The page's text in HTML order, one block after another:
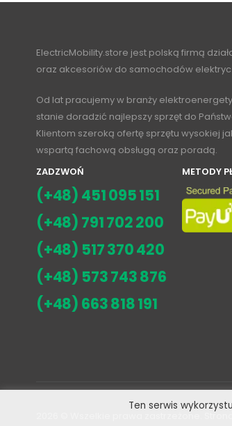
ElectricMobility.store jest polską firmą
oraz akcesoriów do samochodów
Od lat pracujemy w branży
stanie doradzić najlepszy sprzęt do
Klientom szeroką ofertę sprzętu wysokiej
wspartą fachową obsługą oraz poradą.
ZADZWOŃ
(+48) 451 095 151
(+48) 791 702 200
(+48) 517 370 420
(+48) 573 743 876
(+48) 663 818 191
METODY
Ten serwis